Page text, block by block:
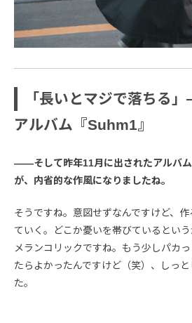
「長いとマジで落ちる
アルバム『Suhm1』
――そして昨年11月に出されたアルバ
が、内省的な作風になりましたね。
そうですね。意図せずなんですけど、
ていく。どこか憂いを帯びているとい
メランコリックですね。もう少しパカ
たらよかったんですけど（笑）、しっ
た。